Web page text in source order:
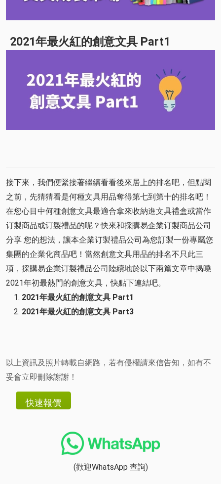
2021年最火紅的創意文具 Part1
接下來，我們便緊接著繼續看看後來居上的排名吧，但點閱
之前，先猜猜看是何種文具用品奪得第七到第十的排名吧！
在您心目中何種創意文具最適合拿來收納進文具禮盒或當作
订製商品或订製禮品的呢？快來和採購易企業订製商品公司
分享 您的想法，讓本企業订製禮品公司為您訂製一份專屬您
集團的企業化商品吧！當然創意文具用品的排名不只此三
項，採購易企業订製禮品公司陸續地於以下兩篇文章中揭曉
2021年初最熱門的創意文具，快點下連結吧。
2021年最火紅的創意文具 Part1
2021年最火紅的創意文具 Part3
以上資訊及照片轉載自網路，若有侵權請來信告知，如有不
妥會立即刪除謝謝！
(歡迎WhatsApp 查詢)